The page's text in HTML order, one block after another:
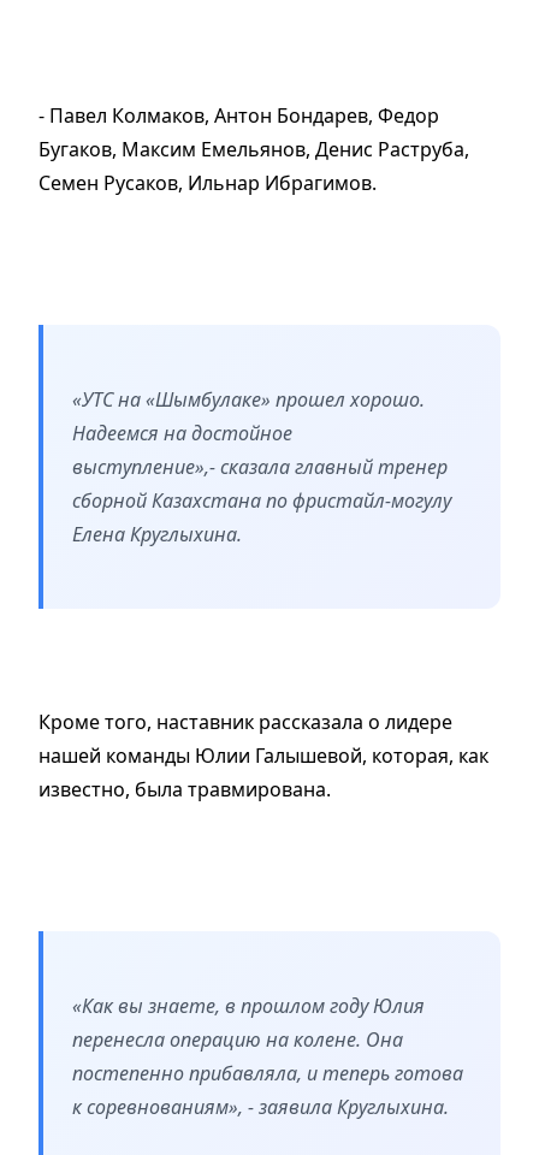
- Павел Колмаков, Антон Бондарев, Федор
Бугаков, Максим Емельянов, Денис Раструба,
Семен Русаков, Ильнар Ибрагимов.
«УТС на «Шымбулаке» прошел хорошо.
Надеемся на достойное
выступление»,- сказала главный тренер
сборной Казахстана по фристайл-могулу
Елена Круглыхина.
Кроме того, наставник рассказала о лидере
нашей команды Юлии Галышевой, которая, как
известно, была травмирована.
«Как вы знаете, в прошлом году Юлия
перенесла операцию на колене. Она
постепенно прибавляла, и теперь готова
к соревнованиям», - заявила Круглыхина.